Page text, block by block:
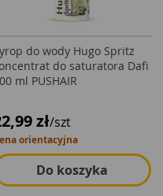
do wody Hugo Spritz
do saturatora Dafi
ml PUSHAIR
zł/szt
orientacyjna
Do koszyka